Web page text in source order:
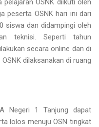
OSNK diikuti oleh
peserta OSNK hari ini dari
siswa dan didampingi oleh
teknisi. Seperti tahun
secara online dan di
dilaksanakan di ruang
Negeri 1 Tanjung dapat
lolos menuju OSN tingkat